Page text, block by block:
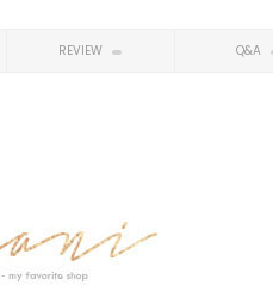
REVIEW Q&A